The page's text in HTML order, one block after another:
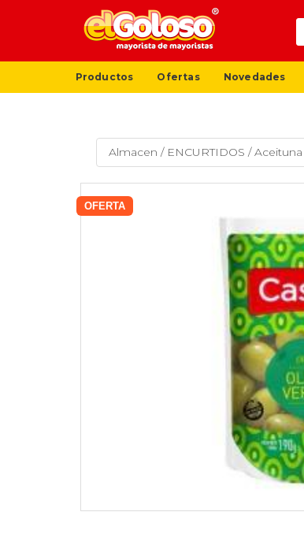
Productos Ofertas Novedades
Almacen / ENCURTIDOS / Aceituna
OFERTA